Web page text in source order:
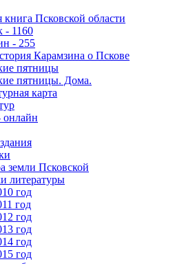
книга Псковской области
- 1160
- 255
Карамзина о Пскове
пятницы
пятницы. Дома.
карта
земли Псковской
литературы
год
год
год
год
год
год